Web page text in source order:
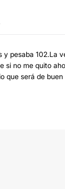
pesaba 102.La
no me quito
que será de